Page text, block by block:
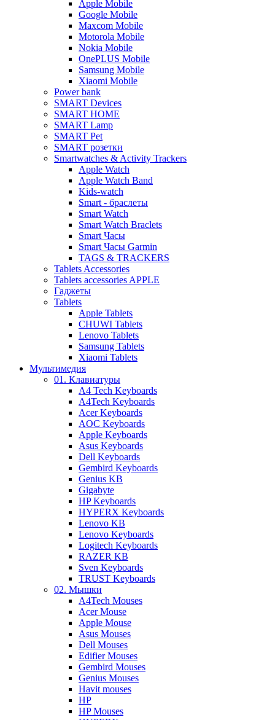
Apple Mobile
Google Mobile
Maxcom Mobile
Motorola Mobile
Nokia Mobile
OnePLUS Mobile
Samsung Mobile
Xiaomi Mobile
Power bank
SMART Devices
SMART HOME
SMART Lamp
SMART Pet
SMART розетки
Smartwatches & Activity Trackers
Apple Watch
Apple Watch Band
Kids-watch
Smart - браслеты
Smart Watch
Smart Watch Braclets
Smart Часы
Smart Часы Garmin
TAGS & TRACKERS
Tablets Accessories
Tablets accessories APPLE
Гаджеты
Tablets
Apple Tablets
CHUWI Tablets
Lenovo Tablets
Samsung Tablets
Xiaomi Tablets
Мультимедия
01. Клавиатуры
A4 Tech Keyboards
A4Tech Keyboards
Acer Keyboards
AOC Keyboards
Apple Keyboards
Asus Keyboards
Dell Keyboards
Gembird Keyboards
Genius KB
Gigabyte
HP Keyboards
HYPERX Keyboards
Lenovo KB
Lenovo Keyboards
Logitech Keyboards
RAZER KB
Sven Keyboards
TRUST Keyboards
02. Мышки
A4Tech Mouses
Acer Mouse
Apple Mouse
Asus Mouses
Dell Mouses
Edifier Mouses
Gembird Mouses
Genius Mouses
Havit mouses
HP
HP Mouses